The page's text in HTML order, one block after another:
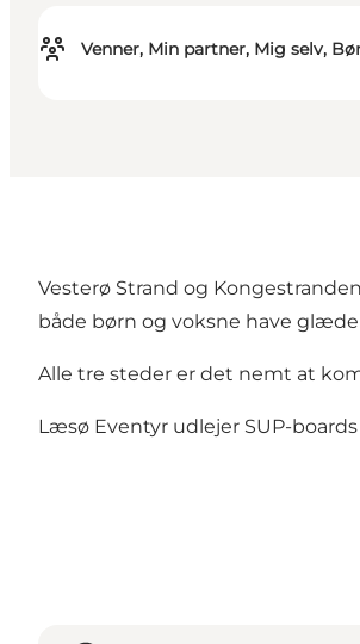
Venner, Min partner, Mig selv,
Vesterø Strand og
både børn og voksne have
Alle tre steder er det nemt at
Læsø Eventyr udlejer SUP-